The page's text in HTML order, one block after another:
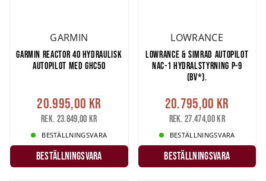
GARMIN
GARMIN REACTOR 40 HYDRAULISK
AUTOPILOT MED GHC50
20.995,00 kr
Rek. 23.849,00 kr
BESTÄLLNINGSVARA
Beställningsvara
LOWRANCE
LOWRANCE & SIMRAD AUTOPILOT
NAC-1 HYDRALSTYRNING P-9
(BV*).
20.795,00 kr
Rek. 27.474,00 kr
BESTÄLLNINGSVARA
Beställningsvara